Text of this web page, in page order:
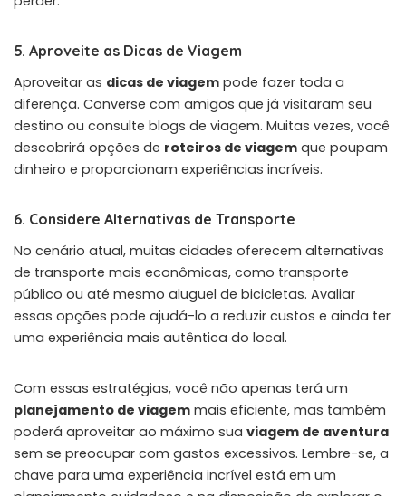
5. Aproveite as Dicas de Viagem
Aproveitar as dicas de viagem pode fazer toda a
diferença. Converse com amigos que já visitaram seu
destino ou consulte blogs de viagem. Muitas vezes, você
descobrirá opções de roteiros de viagem que poupam
dinheiro e proporcionam experiências incríveis.
6. Considere Alternativas de Transporte
No cenário atual, muitas cidades oferecem alternativas
de transporte mais econômicas, como transporte
público ou até mesmo aluguel de bicicletas. Avaliar
essas opções pode ajudá-lo a reduzir custos e ainda ter
uma experiência mais autêntica do local.
Com essas estratégias, você não apenas terá um
planejamento de viagem mais eficiente, mas também
poderá aproveitar ao máximo sua viagem de aventura
sem se preocupar com gastos excessivos. Lembre-se, a
chave para uma experiência incrível está em um